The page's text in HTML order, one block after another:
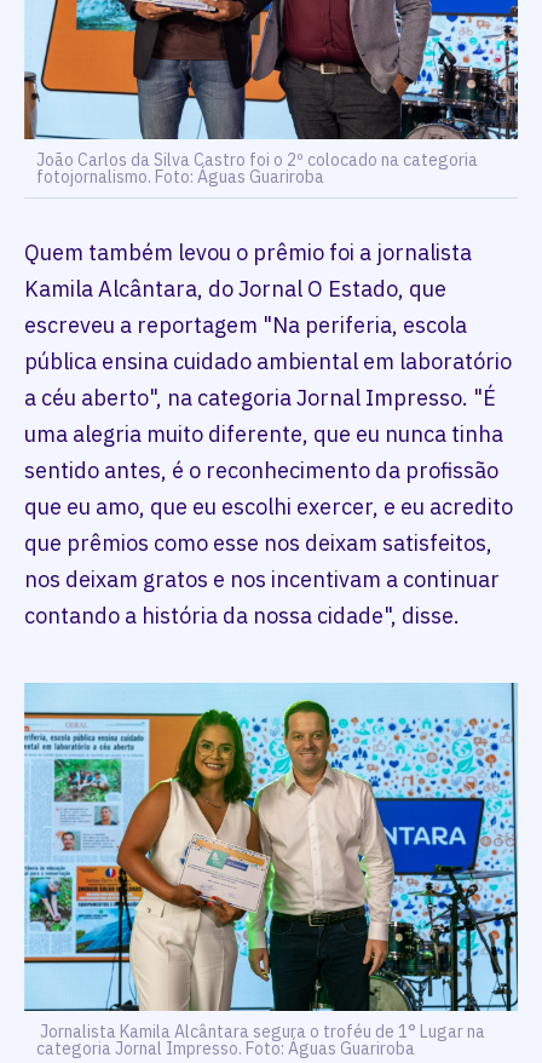
João Carlos da Silva Castro foi o 2º colocado na categoria
fotojornalismo. Foto: Águas Guariroba
Quem também levou o prêmio foi a jornalista
Kamila Alcântara, do Jornal O Estado, que
escreveu a reportagem "Na periferia, escola
pública ensina cuidado ambiental em laboratório
a céu aberto", na categoria Jornal Impresso. "É
uma alegria muito diferente, que eu nunca tinha
sentido antes, é o reconhecimento da profissão
que eu amo, que eu escolhi exercer, e eu acredito
que prêmios como esse nos deixam satisfeitos,
nos deixam gratos e nos incentivam a continuar
contando a história da nossa cidade", disse.
Jornalista Kamila Alcântara segura o troféu de 1° Lugar na
categoria Jornal Impresso. Foto: Águas Guariroba